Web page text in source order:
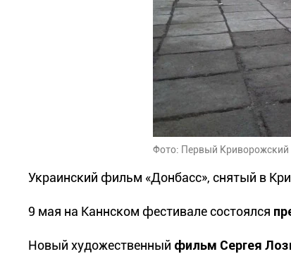
Фото: Первый Криворожский
Украинский фильм «Донбасс», снятый в
9 мая на Каннском фестивале состоялся
Новый художественный фильм Сергея